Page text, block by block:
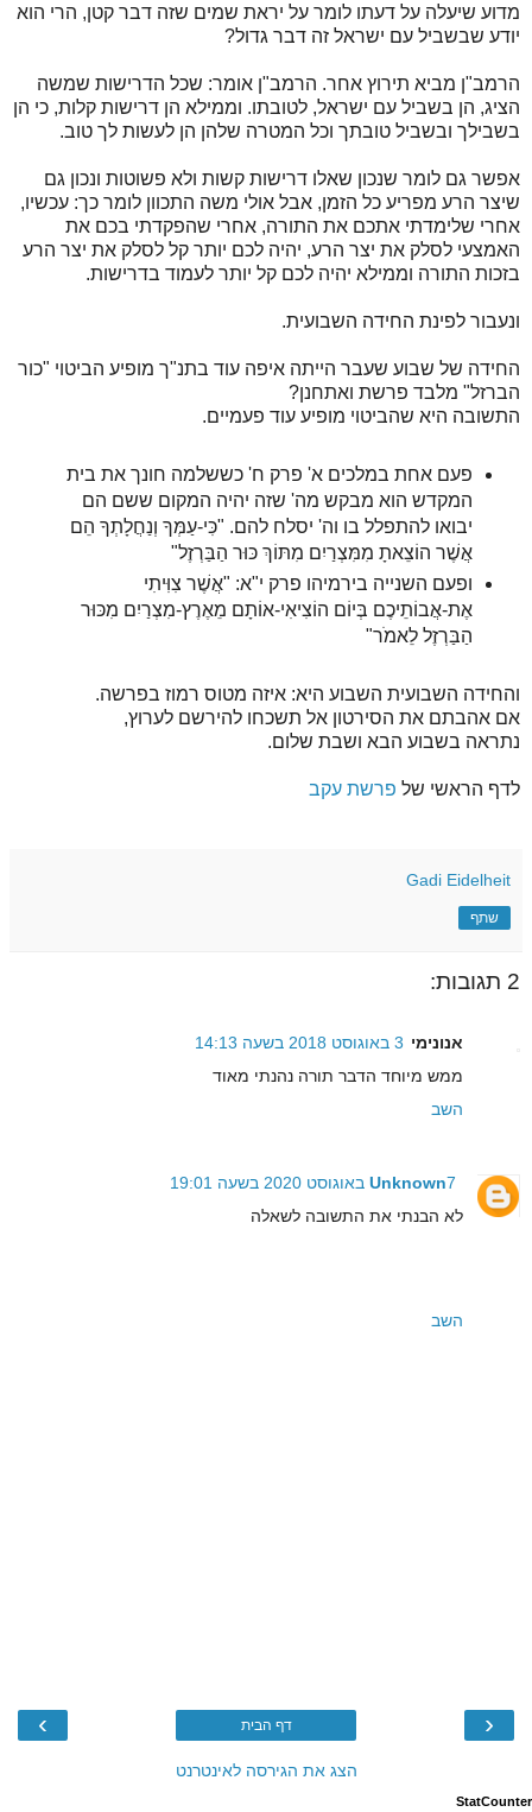
מדוע שיעלה על דעתו לומר על יראת שמים שזה דבר קטן, הרי הוא
יודע שבשביל עם ישראל זה דבר גדול?
הרמב"ן מביא תירוץ אחר. הרמב"ן אומר: שכל הדרישות שמשה
הציג, הן בשביל עם ישראל, לטובתו. וממילא הן דרישות קלות, כי הן
בשבילך ובשביל טובתך וכל המטרה שלהן הן לעשות לך טוב.
אפשר גם לומר שנכון שאלו דרישות קשות ולא פשוטות ונכון גם
שיצר הרע מפריע כל הזמן, אבל אולי משה התכוון לומר כך: עכשיו,
אחרי שלימדתי אתכם את התורה, אחרי שהפקדתי בכם את
האמצעי לסלק את יצר הרע, יהיה לכם יותר קל לסלק את יצר הרע
בזכות התורה וממילא יהיה לכם קל יותר לעמוד בדרישות.
ונעבור לפינת החידה השבועית.
החידה של שבוע שעבר הייתה איפה עוד בתנ"ך מופיע הביטוי "כור
הברזל" מלבד פרשת ואתחנן?
התשובה היא שהביטוי מופיע עוד פעמיים.
פעם אחת במלכים א' פרק ח' כששלמה חונך את בית
המקדש הוא מבקש מה' שזה יהיה המקום ששם הם
יבואו להתפלל בו וה' יסלח להם. "כִּי-עַמְּךָ וְנַחֲלָתְךָ הֵם
אֲשֶׁר הוֹצֵאתָ מִמִּצְרַיִם מִתּוֹךְ כּוּר הַבַּרְזֶל"
ופעם השנייה בירמיהו פרק י"א: "אֲשֶׁר צִוִּיתִי
אֶת-אֲבוֹתֵיכֶם בְּיוֹם הוֹצִיאִי-אוֹתָם מֵאֶרֶץ-מִצְרַיִם מִכּוּר
הַבַּרְזֶל לֵאמֹר"
והחידה השבועית השבוע היא: איזה מטוס רמוז בפרשה.
אם אהבתם את הסירטון אל תשכחו להירשם לערוץ,
נתראה בשבוע הבא ושבת שלום.
לדף הראשי של פרשת עקב
Gadi Eidelheit
שתף
2 תגובות:
אנונימי 3 באוגוסט 2018 בשעה 14:13
ממש מיוחד הדבר תורה נהנתי מאוד
השב
Unknown7 באוגוסט 2020 בשעה 19:01
לא הבנתי את התשובה לשאלה
השב
‹
› דף הבית
הצג את הגירסה לאינטרנט
StatCounter